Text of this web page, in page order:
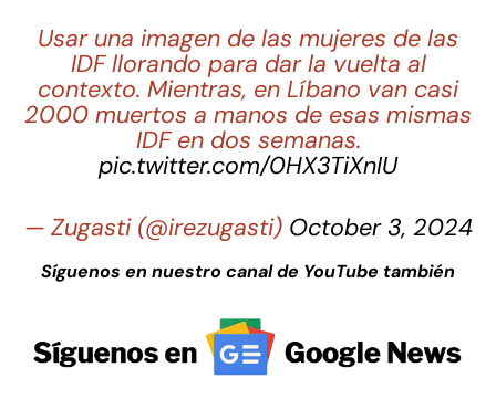
Usar una imagen de las mujeres de las
IDF llorando para dar la vuelta al
contexto. Mientras, en Líbano van casi
2000 muertos a manos de esas mismas
IDF en dos semanas.
pic.twitter.com/0HX3TiXnIU
— Zugasti (@irezugasti) October 3, 2024
Síguenos en nuestro canal de YouTube también